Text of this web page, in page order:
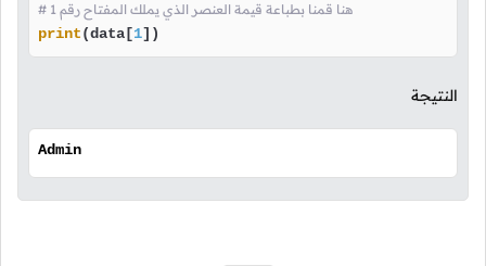
# 1 هنا قمنا بطباعة قيمة العنصر الذي يملك المفتاح رقم
print(data[1])
النتيجة
Admin